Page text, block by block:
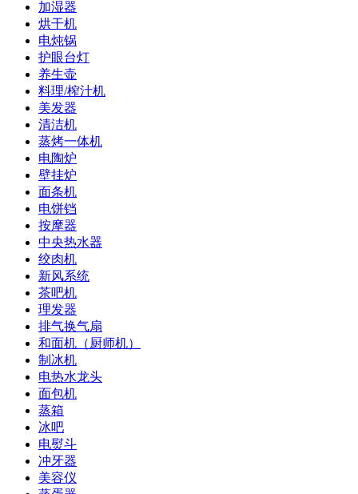
加湿器
烘干机
电炖锅
护眼台灯
养生壶
料理/榨汁机
美发器
清洁机
蒸烤一体机
电陶炉
壁挂炉
面条机
电饼铛
按摩器
中央热水器
绞肉机
新风系统
茶吧机
理发器
排气换气扇
和面机（厨师机）
制冰机
电热水龙头
面包机
蒸箱
冰吧
电熨斗
冲牙器
美容仪